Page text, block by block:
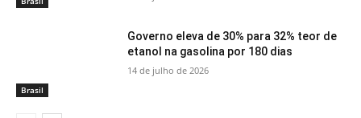
Brasil
Governo eleva de 30% para 32% teor de
etanol na gasolina por 180 dias
14 de julho de 2026